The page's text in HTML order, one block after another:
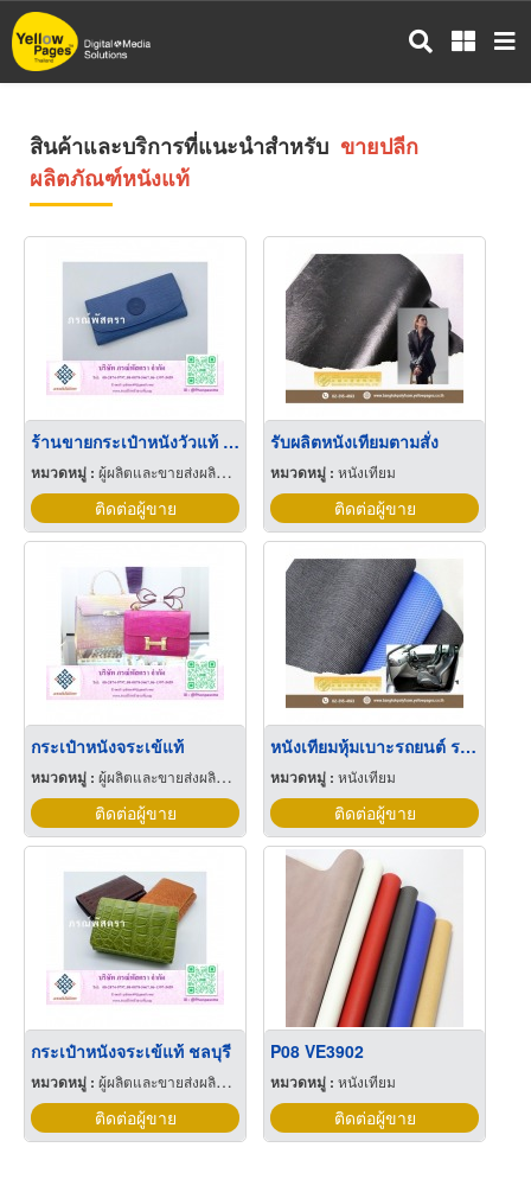
ข้าม
ไป
สินค้าและบริการที่แนะนำสำหรับ ขายปลีก
ผลิตภัณฑ์หนังแท้
ร้านขายกระเป๋าหนังวัวแท้ ชลบุรี
หมวดหมู่ : ผู้ผลิตและขายส่งผลิตภัณฑ์หนังแท้
ติดต่อผู้ขาย
รับผลิตหนังเทียมตามสั่ง
หมวดหมู่ :หนังเทียม
ติดต่อผู้ขาย
กระเป๋าหนังจระเข้แท้
หมวดหมู่ : ผู้ผลิตและขายส่งผลิตภัณฑ์หนังแท้
ติดต่อผู้ขาย
หนังเทียมหุ้มเบาะรถยนต์ รถตู้ รถมอเตอร์ไซค์
หมวดหมู่ :หนังเทียม
ติดต่อผู้ขาย
กระเป๋าหนังจระเข้แท้ ชลบุรี
หมวดหมู่ : ผู้ผลิตและขายส่งผลิตภัณฑ์หนังแท้
ติดต่อผู้ขาย
P08 VE3902
หมวดหมู่ :หนังเทียม
ติดต่อผู้ขาย